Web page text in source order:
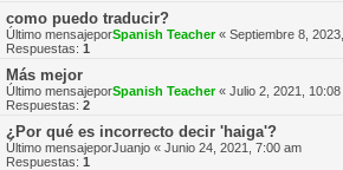
como puedo traducir?
Último mensajeporSpanish Teacher« Septiembre 8,
Respuestas: 1
Más mejor
Último mensajeporSpanish Teacher« Julio 2, 2021, 10:08
Respuestas: 2
¿Por qué es incorrecto decir 'haiga'?
Último mensajeporJuanjo « Junio 24, 2021, 7:00 am
Respuestas: 1